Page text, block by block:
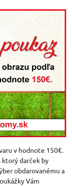
v hodnote 150€.
darček by
obdarovanému a
Vám